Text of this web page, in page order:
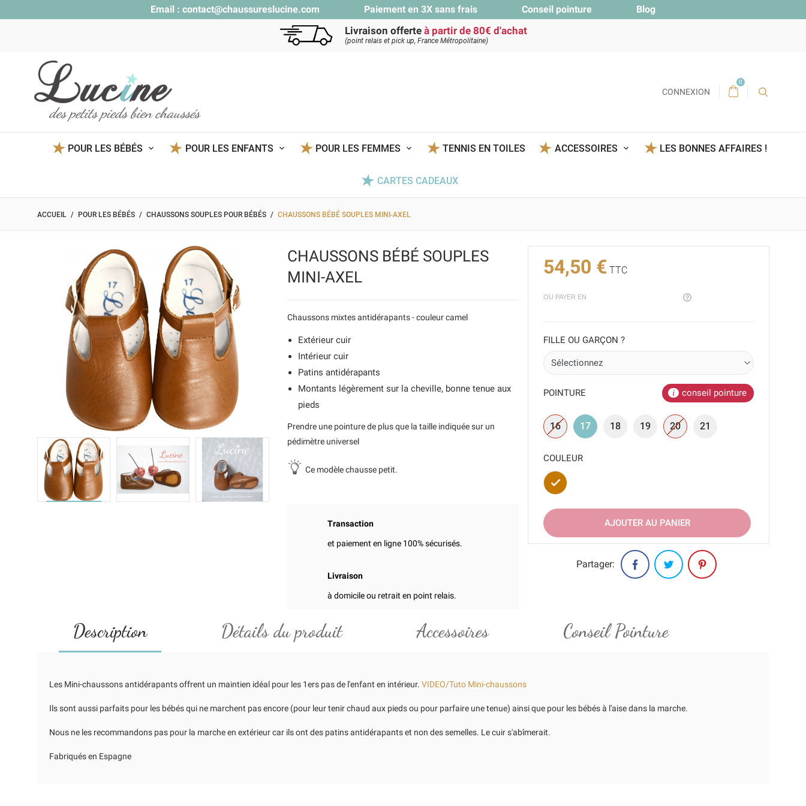
Email : contact@chaussureslucine.com Paiement en 3X sans frais Conseil pointure Blog
Livraison offerte à partir de 80€ d'achat
(point relais et pick up, France Métropolitaine)
des petits pieds bien chaussés
CONNEXION
0
POUR LES BÉBÉS POUR LES ENFANTS POUR LES FEMMES TENNIS EN TOILES ACCESSOIRES LES BONNES AFFAIRES !
CARTES CADEAUX
ACCUEIL POUR LES BÉBÉS CHAUSSONS SOUPLES POUR BÉBÉS CHAUSSONS BÉBÉ SOUPLES MINI-AXEL
CHAUSSONS BÉBÉ SOUPLES
MINI-AXEL
Chaussons mixtes antidérapants - couleur camel
Extérieur cuir
Intérieur cuir
Patins antidérapants
Montants légèrement sur la cheville, bonne tenue aux
pieds
Prendre une pointure de plus que la taille indiquée sur un
pédimètre universel
Ce modèle chausse petit.
Transaction
et paiement en ligne 100% sécurisés.
Livraison
à domicile ou retrait en point relais.
54,50 € TTC
OU PAYER EN
FILLE OU GARÇON ?
POINTURE conseil pointure
16 17 18 19 20 21
COULEUR
Marron
AJOUTER AU PANIER
Partager:
Description Détails du produit Accessoires Conseil Pointure
Les Mini-chaussons antidérapants offrent un maintien idéal pour les 1ers pas de l'enfant en intérieur. VIDEO/Tuto Mini-chaussons
Ils sont aussi parfaits pour les bébés qui ne marchent pas encore (pour leur tenir chaud aux pieds ou pour parfaire une tenue) ainsi que pour les bébés à l'aise dans la marche.
Nous ne les recommandons pas pour la marche en extérieur car ils ont des patins antidérapants et non des semelles. Le cuir s'abîmerait.
Fabriqués en Espagne